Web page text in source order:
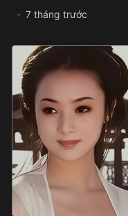
7 tháng trước